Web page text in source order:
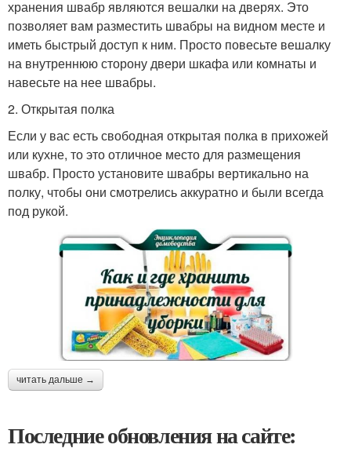
хранения швабр являются вешалки на дверях. Это
позволяет вам разместить швабры на видном месте и
иметь быстрый доступ к ним. Просто повесьте вешалку
на внутреннюю сторону двери шкафа или комнаты и
навесьте на нее швабры.
2. Открытая полка
Если у вас есть свободная открытая полка в прихожей
или кухне, то это отличное место для размещения
швабр. Просто установите швабры вертикально на
полку, чтобы они смотрелись аккуратно и были всегда
под рукой.
читать дальше →
Последние обновления на сайте: